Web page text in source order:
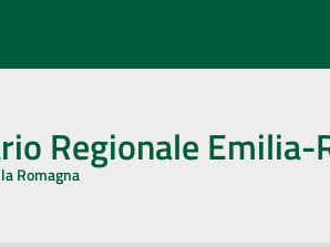
Regionale Emilia-
Romagna